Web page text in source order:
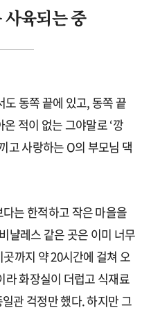
육되는 중
동쪽 끝에 있고, 동쪽 끝
적이 없는 그야말로 ‘깡
고 사랑하는 O의 부모님 댁
는 한적하고 작은 마을을
냘레스 같은 곳은 이미 너무
까지 약 20시간에 걸쳐 오
라 화장실이 더럽고 식재료
관 걱정만 했다. 하지만 그